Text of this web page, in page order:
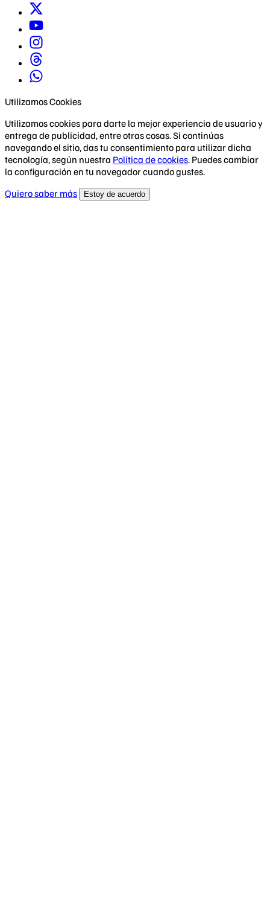
Utilizamos Cookies
Utilizamos cookies para darte la mejor experiencia de usuario y
entrega de publicidad, entre otras cosas. Si continúas
navegando el sitio, das tu consentimiento para utilizar dicha
tecnología, según nuestra Política de cookies. Puedes cambiar
la configuración en tu navegador cuando gustes.
Quiero saber más
Estoy de acuerdo